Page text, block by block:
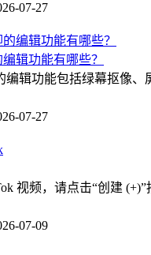
07-27
辑功能有哪些？
编辑功能包括绿幕抠像
07-27
视频，请点击“创建
07-09